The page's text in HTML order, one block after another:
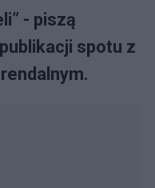
- piszą
spotu z